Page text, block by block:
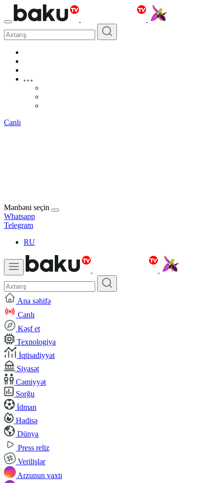
Canlı
Mənbəni seçin
Whatsapp
Telegram
RU
Ana səhifə
Canlı
Kəşf et
Texnologiya
İqtisadiyyat
Siyasət
Cəmiyyət
Sorğu
İdman
Hadisə
Dünya
Press reliz
Verilişlər
Arzunun vaxtı